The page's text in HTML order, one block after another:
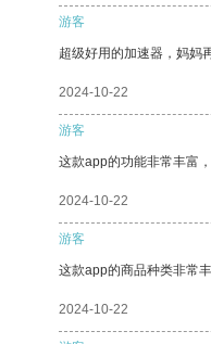
游客
超级好用的加速器，妈妈
2024-10-22
游客
这款app的功能非常丰富
2024-10-22
游客
这款app的商品种类非常
2024-10-22